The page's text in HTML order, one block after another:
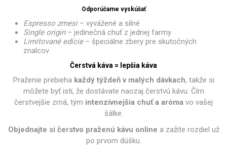
Odporúčame vyskúšať
Espresso zmesi– vyvážené a silné
Single origin– jedinečná chuť z jednej farmy
Limitované edície– špeciálne zbery pre skutočných
znalcov
Čerstvá káva = lepšia káva
Praženie prebieha každý týždeň v malých dávkach, takže si
môžete byť istí, že dostávate naozaj čerstvú kávu. Čím
čerstvejšie zrná, tým intenzívnejšia chuť a aróma vo vašej
šálke.
Objednajte si čerstvo praženú kávu online a zažite rozdiel už
po prvom dúšku.